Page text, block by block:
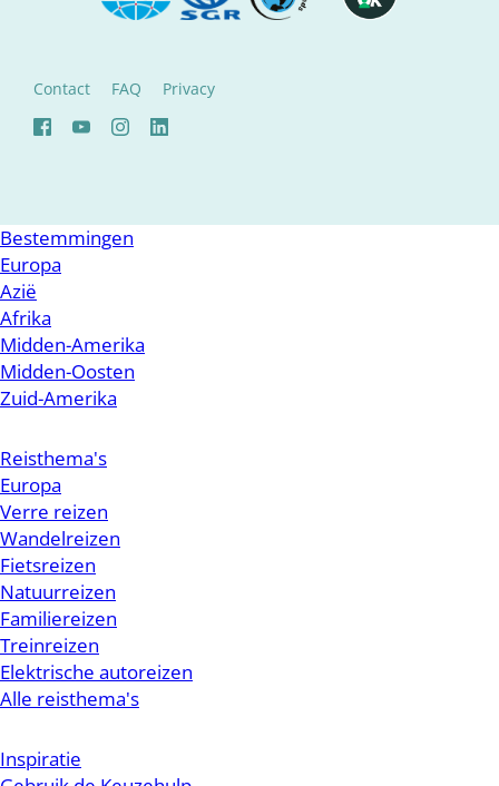
Contact FAQ Privacy
Bestemmingen
Europa
Azië
Afrika
Midden-Amerika
Midden-Oosten
Zuid-Amerika
Reisthema's
Europa
Verre reizen
Wandelreizen
Fietsreizen
Natuurreizen
Familiereizen
Treinreizen
Elektrische autoreizen
Alle reisthema's
Inspiratie